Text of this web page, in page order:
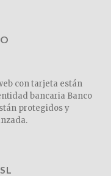
con tarjeta están
bancaria Banco
protegidos y